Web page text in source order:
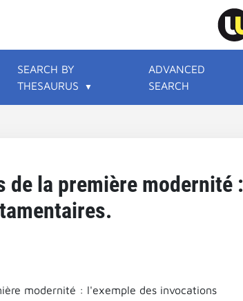
SEARCH BY
THESAURUS
ADVANCED
SEARCH
la première modernité :
modernité : l'exemple des invocations